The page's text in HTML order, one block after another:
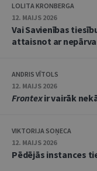
LOLITA KRONBERGA
12. MAIJS 2026
Vai Savienības
attaisnot ar
ANDRIS VĪTOLS
12. MAIJS 2026
Frontexir vairāk
VIKTORIJA SOŅECA
12. MAIJS 2026
Pēdējās instances